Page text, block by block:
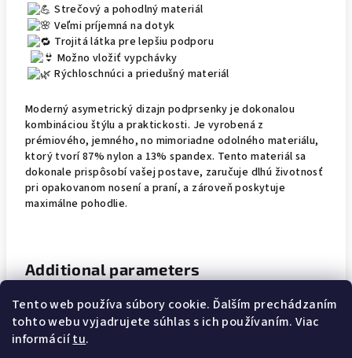
Tento web používa súbory cookie. Ďalším prechádzaním
tohto webu vyjadrujete súhlas s ich používaním. Viac
informáciítu.
Strečový a pohodlný materiál
Veľmi príjemná na dotyk
Trojitá látka pre lepšiu podporu
Možno vložiť vypchávky
Rýchloschnúci a priedušný materiál
Moderný asymetrický dizajn podprsenky je dokonalou
kombináciou štýlu a praktickosti. Je vyrobená z
prémiového, jemného, no mimoriadne odolného materiálu,
ktorý tvorí 87% nylon a 13% spandex. Tento materiál sa
dokonale prispôsobí vašej postave, zaručuje dlhú životnosť
pri opakovanom nosení a praní, a zároveň poskytuje
maximálne pohodlie.
Additional parameters
Category:
One-shoulder bra
Warranty